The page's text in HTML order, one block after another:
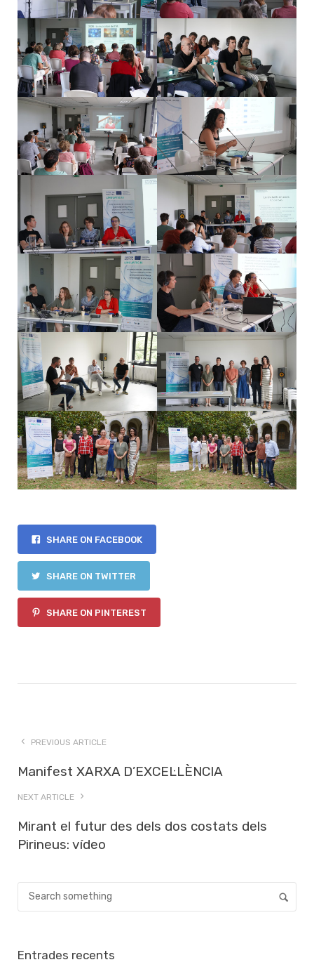
SHARE ON FACEBOOK
SHARE ON TWITTER
SHARE ON PINTEREST
PREVIOUS ARTICLE
Manifest XARXA D’EXCEL·LÈNCIA
NEXT ARTICLE
Mirant el futur des dels dos costats dels
Pirineus: vídeo
Entrades recents